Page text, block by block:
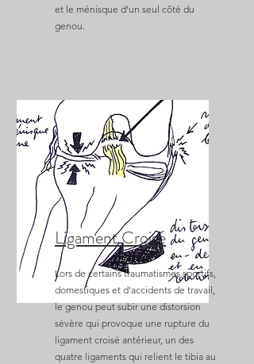
et le ménisque d'un seul côté du
genou.
Ligament Croisé
Lors de certains traumatismes sportifs,
domestiques et d'accidents de travail,
le genou peut subir une distorsion
sévère qui provoque une rupture du
ligament croisé antérieur, un des
quatre ligaments qui relient le tibia au